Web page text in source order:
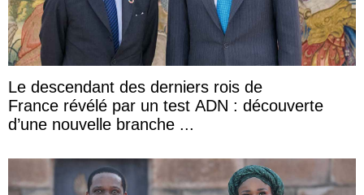
Le descendant des derniers rois de
France révélé par un test ADN : découverte
d’une nouvelle branche ...